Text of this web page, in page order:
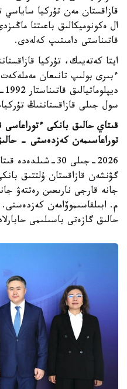
قازاقستان مەن تۇركيا
ال ەكونوميكالىق باعىتتا
قاتىناستى دامىتىپ كەلەدى.
ايتا كەتەيىك، تۇركيا
ءبىرى بولىپ تانىعان
سول جىلى قازاقستاننىڭ
قىتاي حالىق بانكى ءتوراعاسى
توراعاسىمەن كەزدەستى -
2026-جىلى 30-
گۋنشەن قازاقستان ۇلتتىق
جانە قارجى نارىعىن رەتتەۋ
م. ابىلقاسىموۆامەن
حالىق گازەتى باسىلىمى